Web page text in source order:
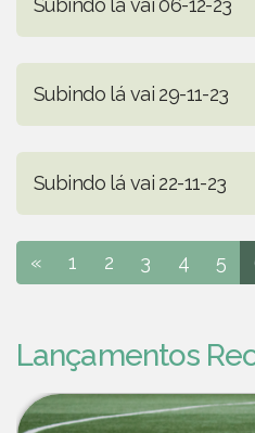
Subindo lá vai 06-12-23
Subindo lá vai 29-11-23
Subindo lá vai 22-11-23
« 1 2 3 4 5
Lançamentos